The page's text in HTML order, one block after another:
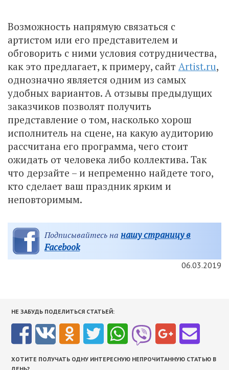
Возможность напрямую связаться с
артистом или его представителем и
обговорить с ними условия сотрудничества,
как это предлагает, к примеру, сайт Artist.ru,
однозначно является одним из самых
удобных вариантов. А отзывы предыдущих
заказчиков позволят получить
представление о том, насколько хорош
исполнитель на сцене, на какую аудиторию
рассчитана его программа, чего стоит
ожидать от человека либо коллектива. Так
что дерзайте – и непременно найдете того,
кто сделает ваш праздник ярким и
неповторимым.
Подписывайтесь на нашу страницу в
Facebook
06.03.2019
НЕ ЗАБУДЬ ПОДЕЛИТЬСЯ СТАТЬЕЙ:
ХОТИТЕ ПОЛУЧАТЬ ОДНУ ИНТЕРЕСНУЮ НЕПРОЧИТАННУЮ СТАТЬЮ В